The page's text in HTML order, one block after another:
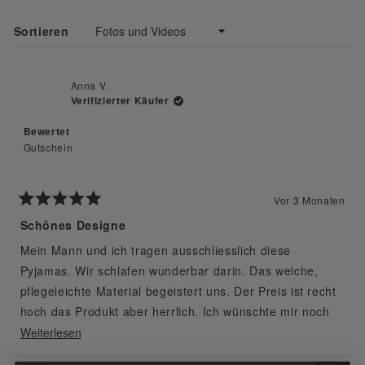
Sortieren
Anna V.
Verifizierter Käufer
Bewertet
Gutschein
5
von
5
Sternen
bewertet
Vor 3 Monaten
Schönes Designe
Mein Mann und ich tragen ausschliesslich diese
Pyjamas. Wir schlafen wunderbar darin. Das weiche,
pflegeleichte Material begeistert uns. Der Preis ist recht
hoch das Produkt aber herrlich. Ich wünschte mir noch
mehr aparte Druckdesigne so wie mein Bestelltes.
WeiterlesenMehr
Wird geladen...